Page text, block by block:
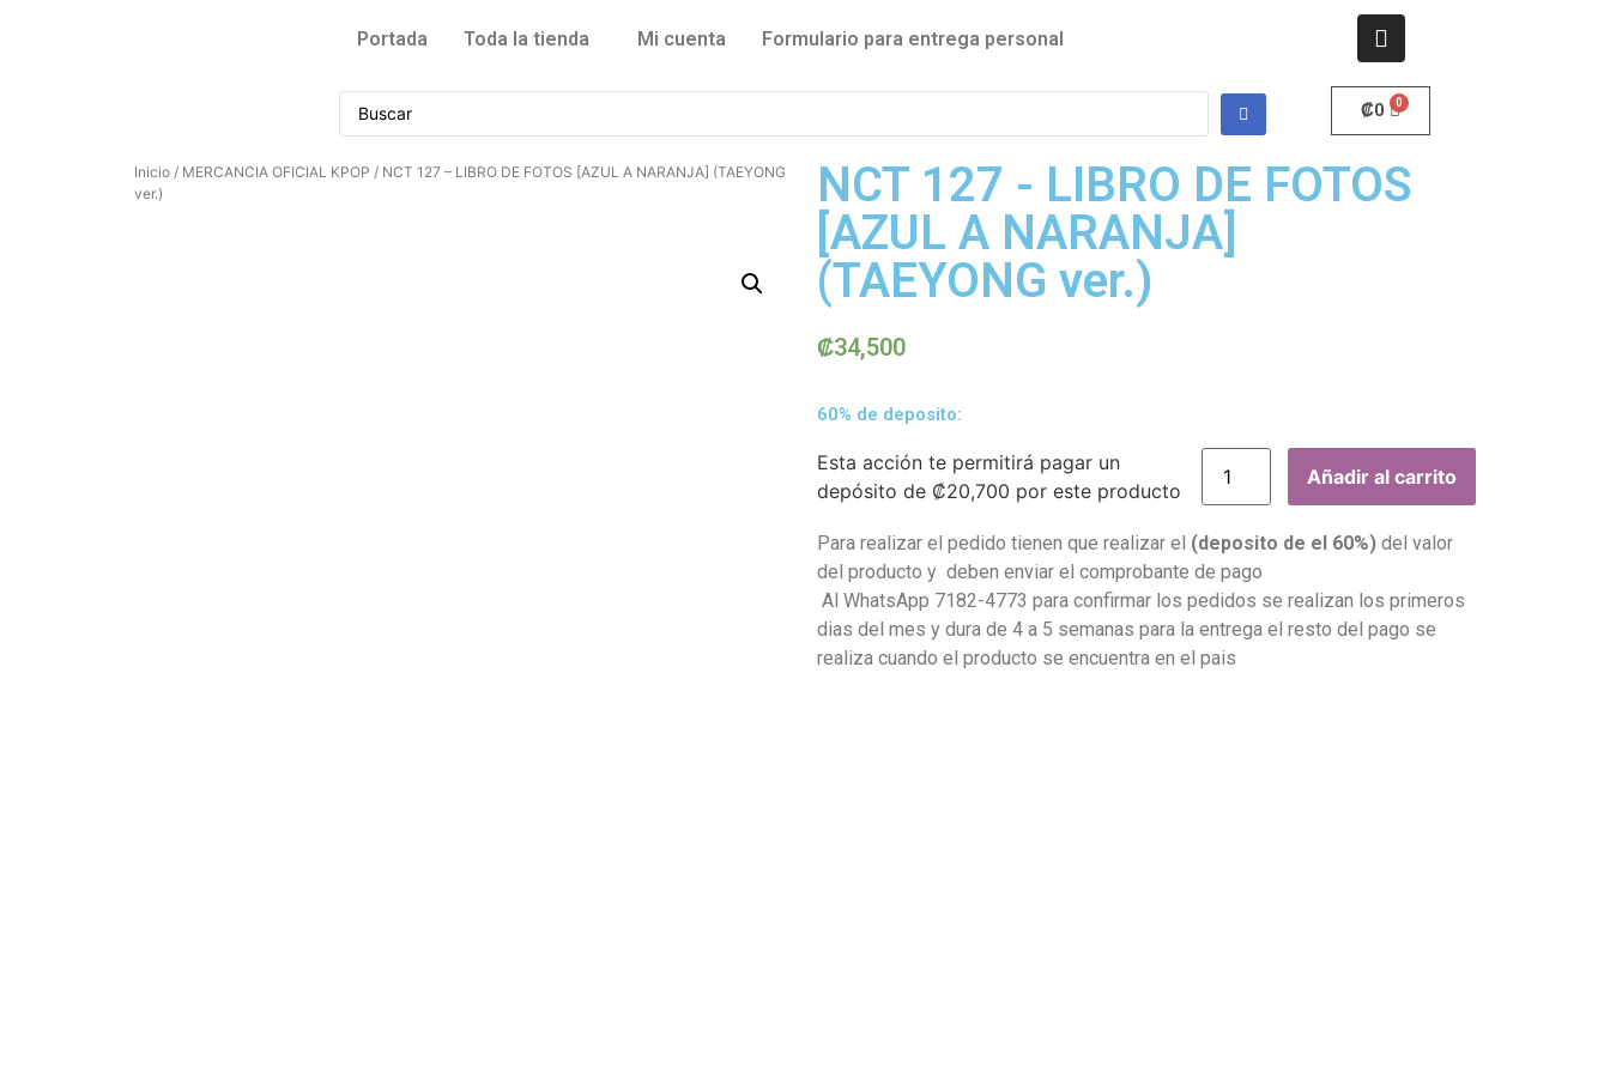
Portada Toda la tienda Mi cuenta Formulario para entrega personal
₡0
Inicio / MERCANCIA OFICIAL KPOP / NCT 127 – LIBRO DE FOTOS [AZUL A NARANJA] (TAEYONG
ver.)
NCT 127 - LIBRO DE FOTOS
[AZUL A NARANJA]
(TAEYONG ver.)
₡34,500
60% de deposito:
Esta acción te permitirá pagar un
depósito de ₡20,700 por este producto
Añadir al carrito
Para realizar el pedido tienen que realizar el (deposito de el 60%) del valor
del producto y deben enviar el comprobante de pago
Al WhatsApp 7182-4773 para confirmar los pedidos se realizan los primeros
dias del mes y dura de 4 a 5 semanas para la entrega el resto del pago se
realiza cuando el producto se encuentra en el pais